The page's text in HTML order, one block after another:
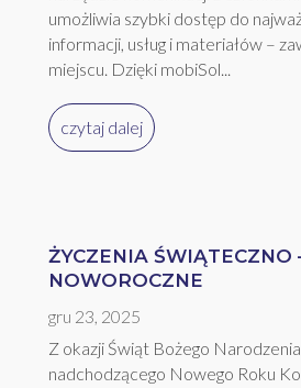
umożliwia szybki dostęp do
informacji, usług i materiałów –
miejscu. Dzięki mobiSol...
czytaj dalej
ŻYCZENIA ŚWIĄTECZNO
NOWOROCZNE
gru 23, 2025
Z okazji Świąt Bożego
nadchodzącego Nowego Roku